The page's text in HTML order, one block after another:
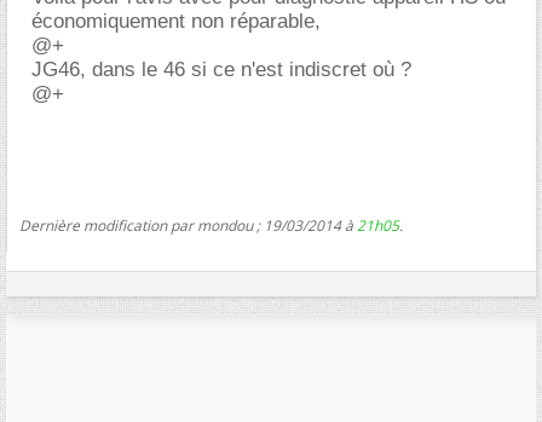
économiquement non réparable,
@+
JG46, dans le 46 si ce n'est indiscret où ?
@+
Dernière modification par mondou ; 19/03/2014 à21h05.